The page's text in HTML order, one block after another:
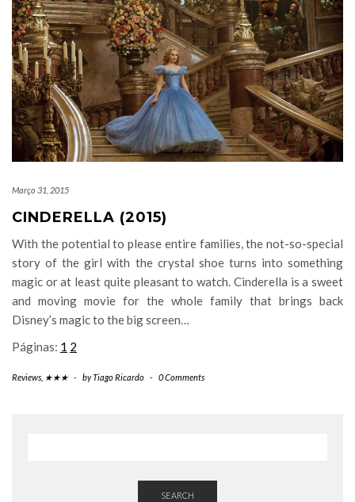
Março 31, 2015
CINDERELLA (2015)
With the potential to please entire families, the not-so-special
story of the girl with the crystal shoe turns into something
magic or at least quite pleasant to watch. Cinderella is a sweet
and moving movie for the whole family that brings back
Disney’s magic to the big screen…
Páginas: 1 2
Reviews ★★★ - byTiago Ricardo - 0 Comments
SEARCH